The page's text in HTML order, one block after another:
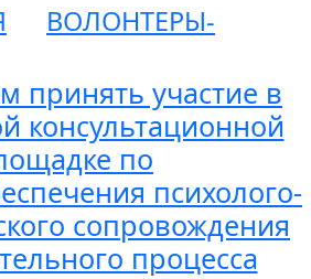
ВОЛОНТЕРЫ-
принять участие в
консультационной
по
психолого-
сопровождения
процесса